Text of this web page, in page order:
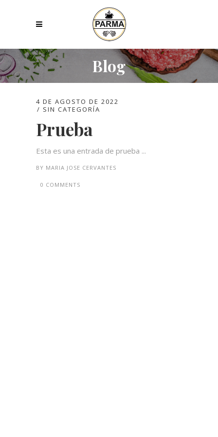
Blog
4 DE AGOSTO DE 2022
SIN CATEGORÍA
Prueba
Esta es una entrada de prueba ...
BY MARIA JOSE CERVANTES
0 COMMENTS